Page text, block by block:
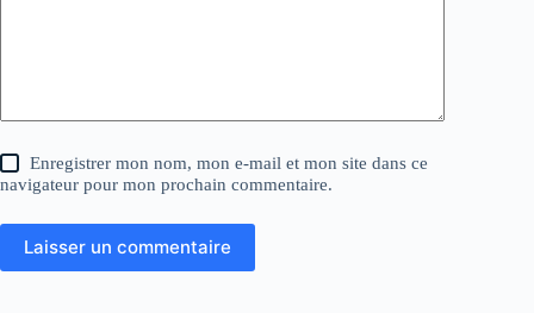
Enregistrer mon nom, mon e-mail et mon site dans ce
navigateur pour mon prochain commentaire.
Laisser un commentaire